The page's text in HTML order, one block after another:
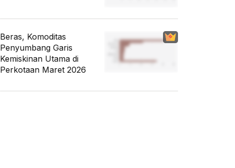
Beras, Komoditas
Penyumbang Garis
Kemiskinan Utama di
Perkotaan Maret 2026